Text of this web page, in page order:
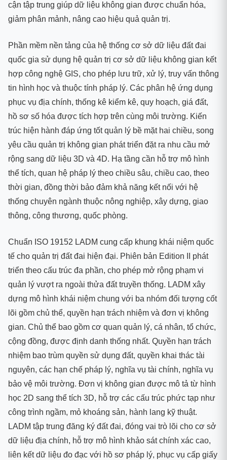
cận tập trung giúp dữ liệu không gian được chuẩn hóa,
giảm phân mảnh, nâng cao hiệu quả quản trị.
Phần mềm nền tảng của hệ thống cơ sở dữ liệu đất đai
quốc gia sử dụng hệ quản trị cơ sở dữ liệu không gian kết
hợp công nghệ GIS, cho phép lưu trữ, xử lý, truy vấn thông
tin hình học và thuộc tính pháp lý. Các phân hệ ứng dụng
phục vụ địa chính, thống kê kiểm kê, quy hoạch, giá đất,
hồ sơ số hóa được tích hợp trên cùng môi trường. Kiến
trúc hiện hành đáp ứng tốt quản lý bề mặt hai chiều, song
yêu cầu quản trị không gian phát triển đặt ra nhu cầu mở
rộng sang dữ liệu 3D và 4D. Hạ tầng cần hỗ trợ mô hình
thể tích, quan hệ pháp lý theo chiều sâu, chiều cao, theo
thời gian, đồng thời bảo đảm khả năng kết nối với hệ
thống chuyên ngành thuộc nông nghiệp, xây dựng, giao
thông, công thương, quốc phòng.
Chuẩn ISO 19152 LADM cung cấp khung khái niệm quốc
tế cho quản trị đất đai hiện đại. Phiên bản Edition II phát
triển theo cấu trúc đa phần, cho phép mở rộng phạm vi
quản lý vượt ra ngoài thửa đất truyền thống. LADM xây
dựng mô hình khái niệm chung với ba nhóm đối tượng cốt
lõi gồm chủ thể, quyền hạn trách nhiệm và đơn vị không
gian. Chủ thể bao gồm cơ quan quản lý, cá nhân, tổ chức,
cộng đồng, được định danh thống nhất. Quyền hạn trách
nhiệm bao trùm quyền sử dụng đất, quyền khai thác tài
nguyên, các hạn chế pháp lý, nghĩa vụ tài chính, nghĩa vụ
bảo vệ môi trường. Đơn vị không gian được mô tả từ hình
học 2D sang thể tích 3D, hỗ trợ các cấu trúc phức tạp như
công trình ngầm, mỏ khoáng sản, hành lang kỹ thuật.
LADM tập trung đăng ký đất đai, đóng vai trò lõi cho cơ sở
dữ liệu địa chính, hỗ trợ mô hình khảo sát chính xác cao,
liên kết dữ liệu đo đạc với hồ sơ pháp lý, phục vụ cấp giấy